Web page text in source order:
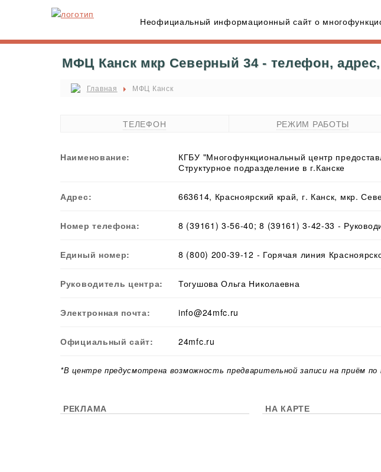
Неофициальный информационный сайт о
МФЦ Канск мкр Северный 34 - телефон,
Главная МФЦ Канск
ТЕЛЕФОН РЕЖИМ РАБОТЫ
Наименование:
КГБУ "Многофункциональный центр
Структурное подразделение в г.Канске
Адрес: 663614, Красноярский край, г. Канск, мкр.
Номер телефона: 8 (39161) 3-56-40; 8 (39161) 3-42-33 -
Единый номер: 8 (800) 200-39-12 - Горячая линия
Руководитель центра: Тогушова Ольга Николаевна
Электронная почта: info@24mfc.ru
Официальный сайт: 24mfc.ru
*В центре предусмотрена возможность предварительной записи на приём
РЕКЛАМА НА КАРТЕ